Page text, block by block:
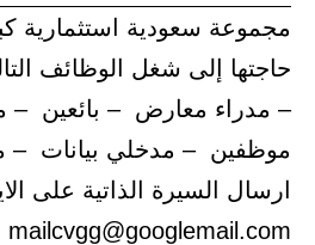
مجموعة سعودية استثمارية
حاجتها إلى شغل الوظائف
– مدراء معارض – بائعين
موظفين – مدخلي بيانات –
ارسال السيرة الذاتية على
mailcvgg@googlemail.com